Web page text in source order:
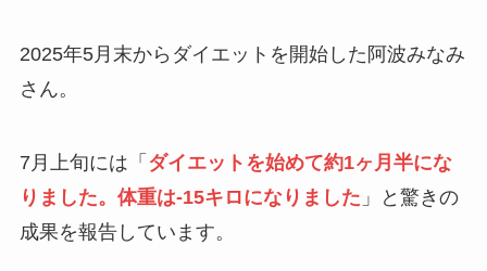
2025年5月末からダイエットを開始した阿波みなみ
さん。
7月上旬には「 ダイエットを始めて約1ヶ月半にな
りました。体重は-15キロになりました 」と驚きの
成果を報告しています。